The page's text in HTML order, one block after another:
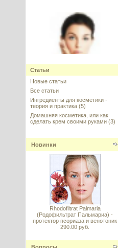
---------
HYDRASALINOL (Гидрасалинол)
- новый эффективный
увлажнитель кожи, 2 мл
---------
Д-пантенол 75w (Panthenol 75w)
Статьи
Новые статьи
Все статьи
Ингредиенты для косметики -
теория и практика (5)
Домашняя косметика, или как
сделать крем своими руками (3)
Новинки
Rhodofiltrat Palmaria
(Родофильтрат Пальмариа) -
протектор псориаза и венотоник
290.00 руб.